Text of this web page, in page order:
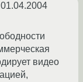
01.04.2004
видео